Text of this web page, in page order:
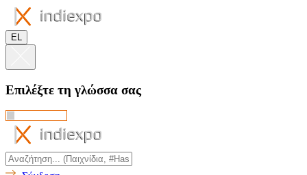
EL
Επιλέξτε τη γλώσσα σας